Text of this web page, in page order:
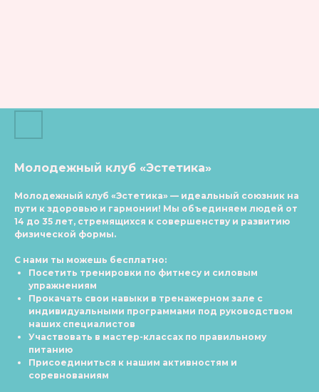
Молодежный клуб «Эстетика»
Молодежный клуб «Эстетика» — идеальный союзник на
пути к здоровью и гармонии! Мы объединяем людей от
14 до 35 лет, стремящихся к совершенству и развитию
физической формы.
С нами ты можешь бесплатно:
Посетить тренировки по фитнесу и силовым
упражнениям
Прокачать свои навыки в тренажерном зале с
индивидуальными программами под руководством
наших специалистов
Участвовать в мастер-классах по правильному
питанию
Присоединиться к нашим активностям и
соревнованиям